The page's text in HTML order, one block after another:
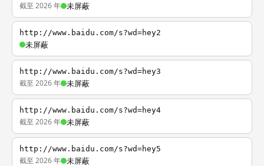
截至 2026 年 未屏蔽
http://www.baidu.com/s?wd=hey2
未屏蔽
http://www.baidu.com/s?wd=hey3
截至 2026 年 未屏蔽
http://www.baidu.com/s?wd=hey4
截至 2026 年 未屏蔽
http://www.baidu.com/s?wd=hey5
截至 2026 年 未屏蔽